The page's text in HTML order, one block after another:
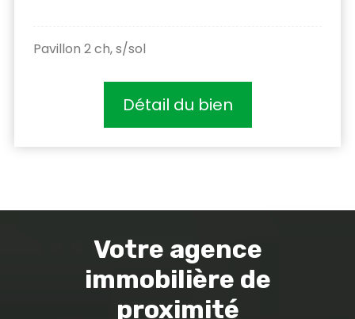
Pavillon 2 ch, s/sol
Détail du bien
Votre agence
immobilière de
proximité